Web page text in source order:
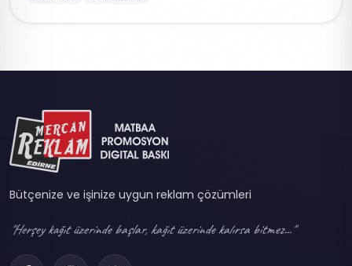
Bütçenize ve işinize uygun reklam çözümleri
"Herşey kağıt üzerinde başlar, kağıt üzerinde kalırsa bitmez..."